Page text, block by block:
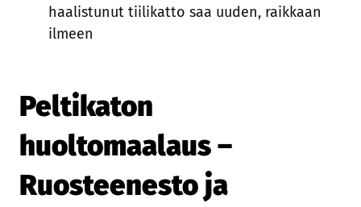
haalistunut tiilikatto saa uuden, raikkaan
ilmeen
Peltikaton
huoltomaalaus –
Ruosteenesto ja